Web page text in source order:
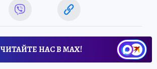
ЧИТАЙТЕ НАС В МАХ!